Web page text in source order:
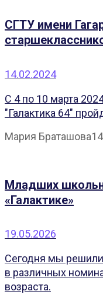
СГТУ имени
14.02.2024
С 4 по 10 марта
"Галактика 64"
Мария Браташова
Младших
«Галактике»
19.05.2026
Сегодня мы решили
в различных
возраста.